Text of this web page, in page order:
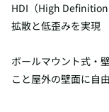
HDI（High
拡散と低歪みを実現
ボールマウント式・
こと屋外の壁面に自